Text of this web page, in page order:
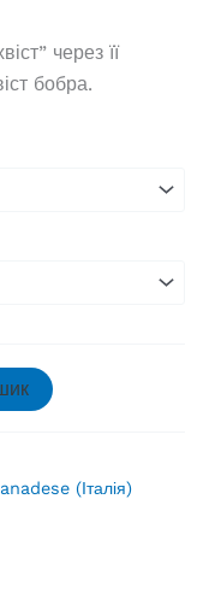
через її
бобра.
(Італія)